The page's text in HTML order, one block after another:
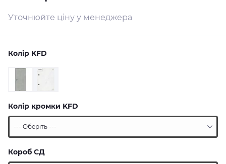
Уточнюйте ціну у менеджера
Колір KFD
Колір кромки KFD
Короб СД